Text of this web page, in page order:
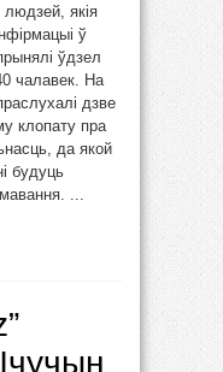
якія
ў
ўдзел
чалавек. На
дзве
клопату пра
да якой
будуць
...